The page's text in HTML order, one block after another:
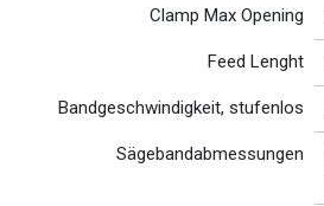
Clamp Max Opening
Feed Lenght
Bandgeschwindigkeit, stufenlos
Sägebandabmessungen